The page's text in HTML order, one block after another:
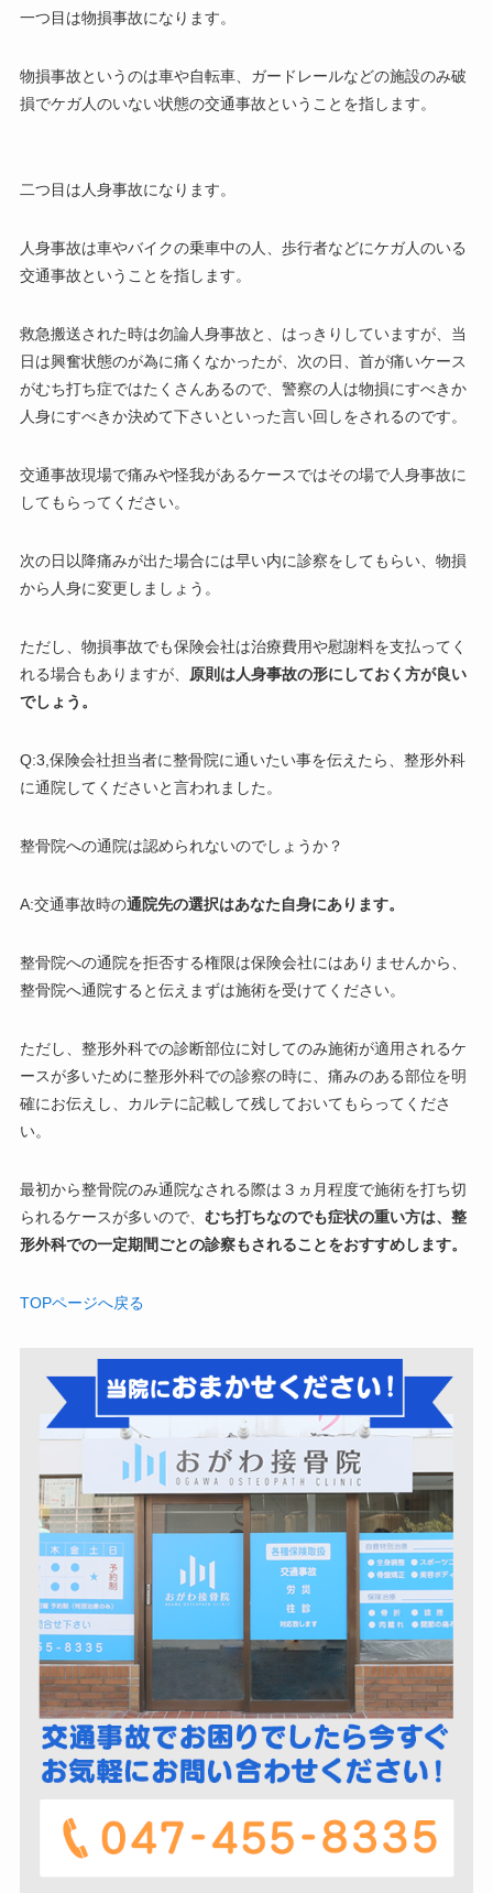
一つ目は物損事故になります。
物損事故というのは車や自転車、ガードレールなどの施設のみ破
損でケガ人のいない状態の交通事故ということを指します。
二つ目は人身事故になります。
人身事故は車やバイクの乗車中の人、歩行者などにケガ人のいる
交通事故ということを指します。
救急搬送された時は勿論人身事故と、はっきりしていますが、当
日は興奮状態のが為に痛くなかったが、次の日、首が痛いケース
がむち打ち症ではたくさんあるので、警察の人は物損にすべきか
人身にすべきか決めて下さいといった言い回しをされるのです。
交通事故現場で痛みや怪我があるケースではその場で人身事故に
してもらってください。
次の日以降痛みが出た場合には早い内に診察をしてもらい、物損
から人身に変更しましょう。
ただし、物損事故でも保険会社は治療費用や慰謝料を支払ってく
れる場合もありますが、 原則は人身事故の形にしておく方が良い
でしょう。
Q:3,保険会社担当者に整骨院に通いたい事を伝えたら、整形外科
に通院してくださいと言われました。
整骨院への通院は認められないのでしょうか？
A:交通事故時の通院先の選択はあなた自身にあります。
整骨院への通院を拒否する権限は保険会社にはありませんから、
整骨院へ通院すると伝えまずは施術を受けてください。
ただし、整形外科での診断部位に対してのみ施術が適用されるケ
ースが多いために整形外科での診察の時に、痛みのある部位を明
確にお伝えし、カルテに記載して残しておいてもらってくださ
い。
最初から整骨院のみ通院なされる際は３ヵ月程度で施術を打ち切
られるケースが多いので、 むち打ちなのでも症状の重い方は、整
形外科での一定期間ごとの診察もされることをおすすめします。
TOPページへ戻る